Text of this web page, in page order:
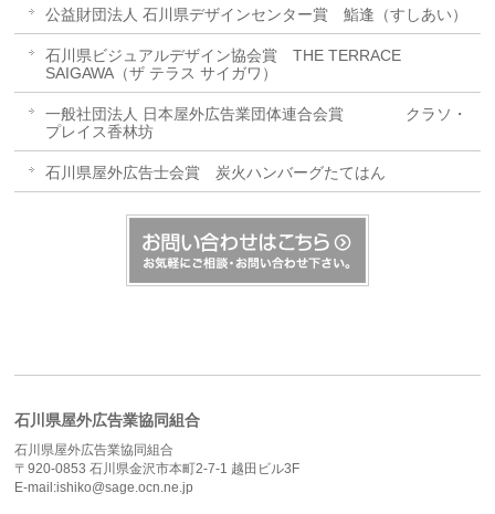
公益財団法人 石川県デザインセンター賞 鮨逢（すしあい）
石川県ビジュアルデザイン協会賞 THE TERRACE
SAIGAWA（ザ テラス サイガワ）
一般社団法人 日本屋外広告業団体連合会賞 クラソ・
プレイス香林坊
石川県屋外広告士会賞 炭火ハンバーグたてはん
石川県屋外広告業協同組合
石川県屋外広告業協同組合
〒920-0853 石川県金沢市本町2-7-1 越田ビル3F
E-mail:ishiko@sage.ocn.ne.jp